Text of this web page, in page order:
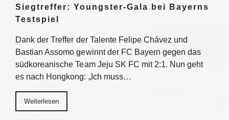
Siegtreffer: Youngster-Gala bei Bayerns
Testspiel
Dank der Treffer der Talente Felipe Chávez und
Bastian Assomo gewinnt der FC Bayern gegen das
südkoreanische Team Jeju SK FC mit 2:1. Nun geht
es nach Hongkong: „Ich muss…
Weiterlesen